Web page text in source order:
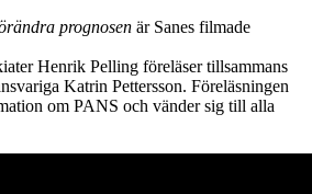
prognosen är Sanes filmade
Henrik Pelling föreläser tillsammans
Katrin Pettersson. Föreläsningen
om PANS och vänder sig till alla